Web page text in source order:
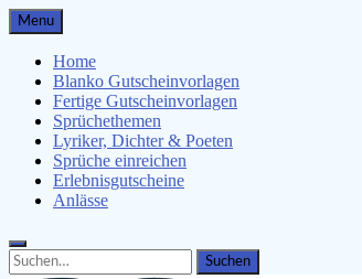
Skip
to
content
Menu
Home
Blanko Gutscheinvorlagen
Fertige Gutscheinvorlagen
Sprüchethemen
Lyriker, Dichter & Poeten
Sprüche einreichen
Erlebnisgutscheine
Anlässe
Search
for:
Search